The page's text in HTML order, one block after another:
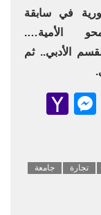
في سابقة
الأمية….
الأدبي.. ثم
Viber
تجارة جامعة